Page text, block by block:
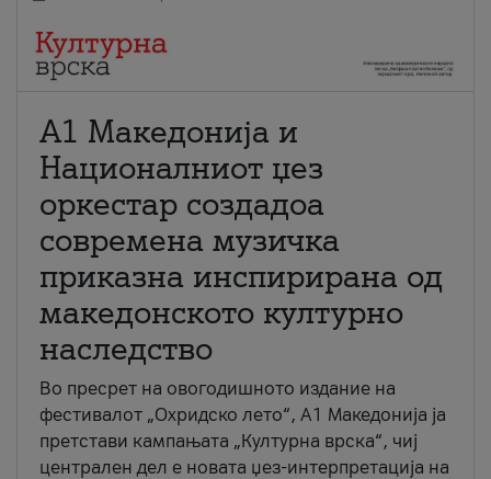
А1 Македонија и
Националниот џез
оркестар создадоа
современа музичка
приказна инспирирана од
македонското културно
наследство
Во пресрет на овогодишното издание на
фестивалот „Охридско лето“, А1 Македонија ја
претстави кампањата „Културна врска“, чиј
централен дел е новата џез-интерпретација на